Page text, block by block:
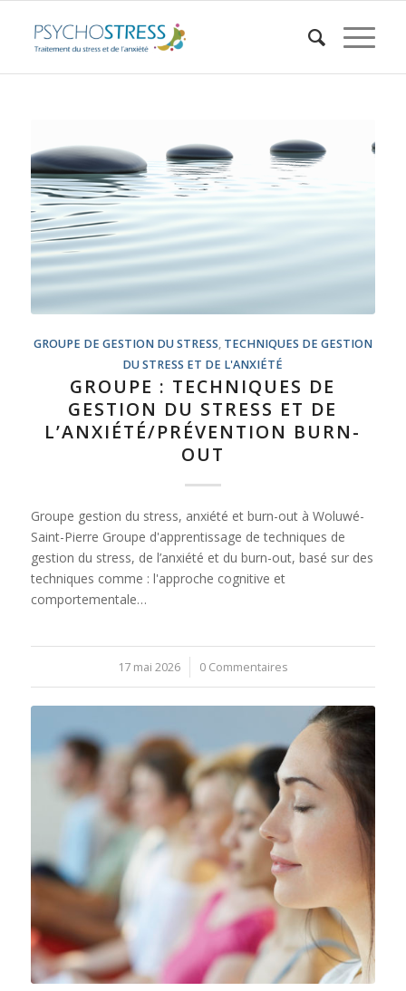
GROUPE DE GESTION DU STRESS, TECHNIQUES DE GESTION
DU STRESS ET DE L'ANXIÉTÉ
GROUPE : TECHNIQUES DE
GESTION DU STRESS ET DE
L’ANXIÉTÉ/PRÉVENTION BURN-
OUT
Groupe gestion du stress, anxiété et burn-out à Woluwé-
Saint-Pierre Groupe d'apprentissage de techniques de
gestion du stress, de l’anxiété et du burn-out, basé sur des
techniques comme : l'approche cognitive et
comportementale…
17 mai 2026
/ 0 Commentaires